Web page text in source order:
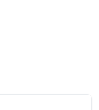
olunmalıdır.